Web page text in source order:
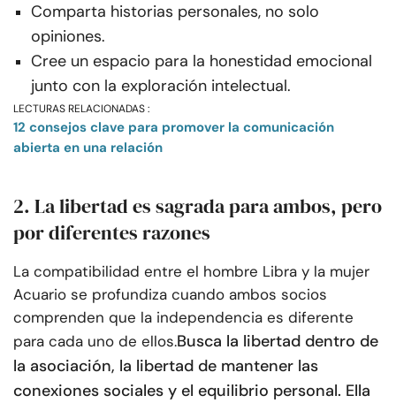
Comparta historias personales, no solo
opiniones.
Cree un espacio para la honestidad emocional
junto con la exploración intelectual.
LECTURAS RELACIONADAS :
12 consejos clave para promover la comunicación
abierta en una relación
2. La libertad es sagrada para ambos, pero
por diferentes razones
La compatibilidad entre el hombre Libra y la mujer
Acuario se profundiza cuando ambos socios
comprenden que la independencia es diferente
para cada uno de ellos.Busca la libertad dentro de
la asociación, la libertad de mantener las
conexiones sociales y el equilibrio personal. Ella